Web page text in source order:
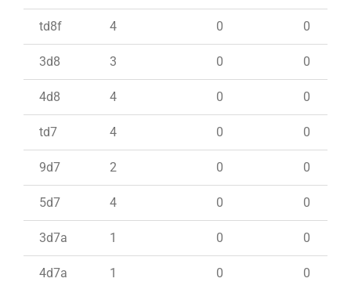
td8f 4 0 0
3d8 3 0 0
4d8 4 0 0
td7 4 0 0
9d7 2 0 0
5d7 4 0 0
3d7a 1 0 0
4d7a 1 0 0